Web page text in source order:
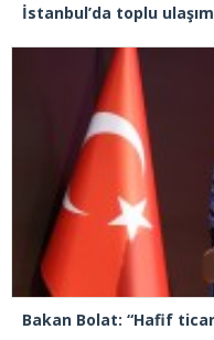
İstanbul’da toplu